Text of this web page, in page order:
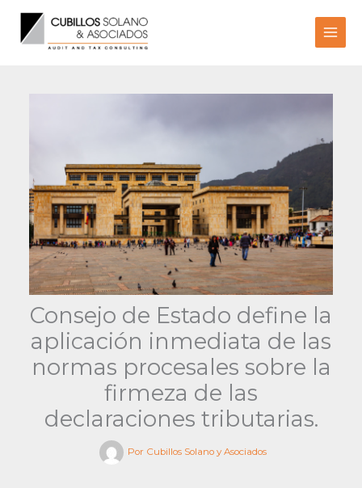
contenido
Consejo de Estado define la
aplicación inmediata de las
normas procesales sobre la
firmeza de las
declaraciones tributarias.
Por Cubillos Solano y Asociados